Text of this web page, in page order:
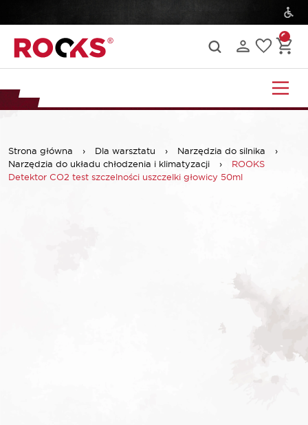
Strona główna › Dla warsztatu › Narzędzia do silnika
›
Narzędzia do układu chłodzenia i klimatyzacji
›
ROOKS
Detektor CO2 test szczelności uszczelki głowicy 50ml